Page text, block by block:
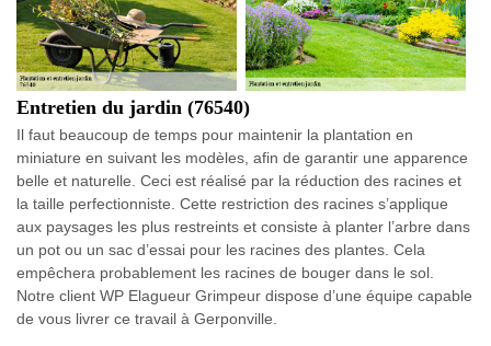
Entretien du jardin (76540)
Il faut beaucoup de temps pour maintenir la plantation en
miniature en suivant les modèles, afin de garantir une apparence
belle et naturelle. Ceci est réalisé par la réduction des racines et
la taille perfectionniste. Cette restriction des racines s’applique
aux paysages les plus restreints et consiste à planter l’arbre dans
un pot ou un sac d’essai pour les racines des plantes. Cela
empêchera probablement les racines de bouger dans le sol.
Notre client WP Elagueur Grimpeur dispose d’une équipe capable
de vous livrer ce travail à Gerponville.